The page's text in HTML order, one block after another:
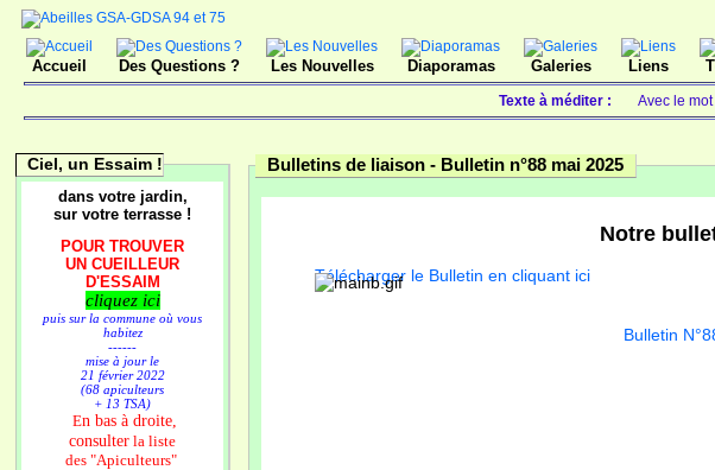
Accueil Des Questions ? Les Nouvelles Diaporamas Galeries Liens
Texte à méditer : Avec le
Ciel, un Essaim !
dans votre jardin,
sur votre terrasse !
POUR TROUVER
UN CUEILLEUR
D'ESSAIM
cliquez ici
puis sur la commune où vous
habitez
------
mise à jour le
21 février 2022
(68 apiculteurs
+ 13 TSA)
En bas à droite,
consulter la liste
des "Apiculteurs"
Bulletins de liaison - Bulletin n°88 mai 2025
Notre
Télécharger le Bulletin en cliquant ici
Bulletin